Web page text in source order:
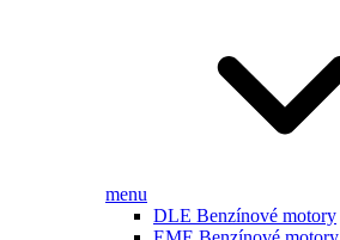
menu
DLE Benzínové motory